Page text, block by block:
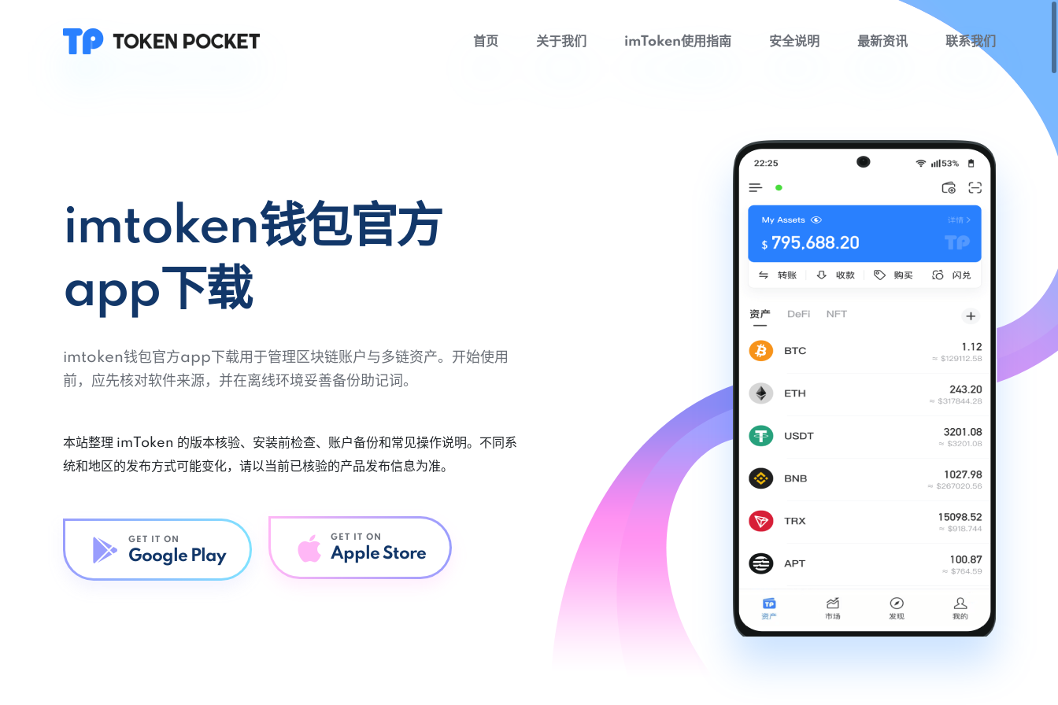
首页 关于我们 imToken使用指南 安全说明 最新资讯 联系我们
imtoken钱包官方
app下载
imtoken钱包官方app下载用于管理区块链账户与多链资产。开始使用
前，应先核对软件来源，并在离线环境妥善备份助记词。
本站整理 imToken 的版本核验、安装前检查、账户备份和常见操作说明。不同系
统和地区的发布方式可能变化，请以当前已核验的产品发布信息为准。
GET IT ON
Google Play
GET IT ON
Apple Store